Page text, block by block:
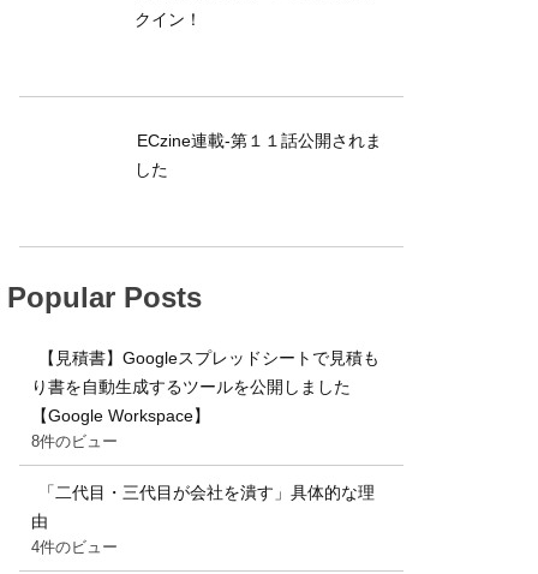
クイン！
ECzine連載-第１１話公開されま
した
Popular Posts
【見積書】Googleスプレッドシートで見積も
り書を自動生成するツールを公開しました
【Google Workspace】
8件のビュー
「二代目・三代目が会社を潰す」具体的な理
由
4件のビュー